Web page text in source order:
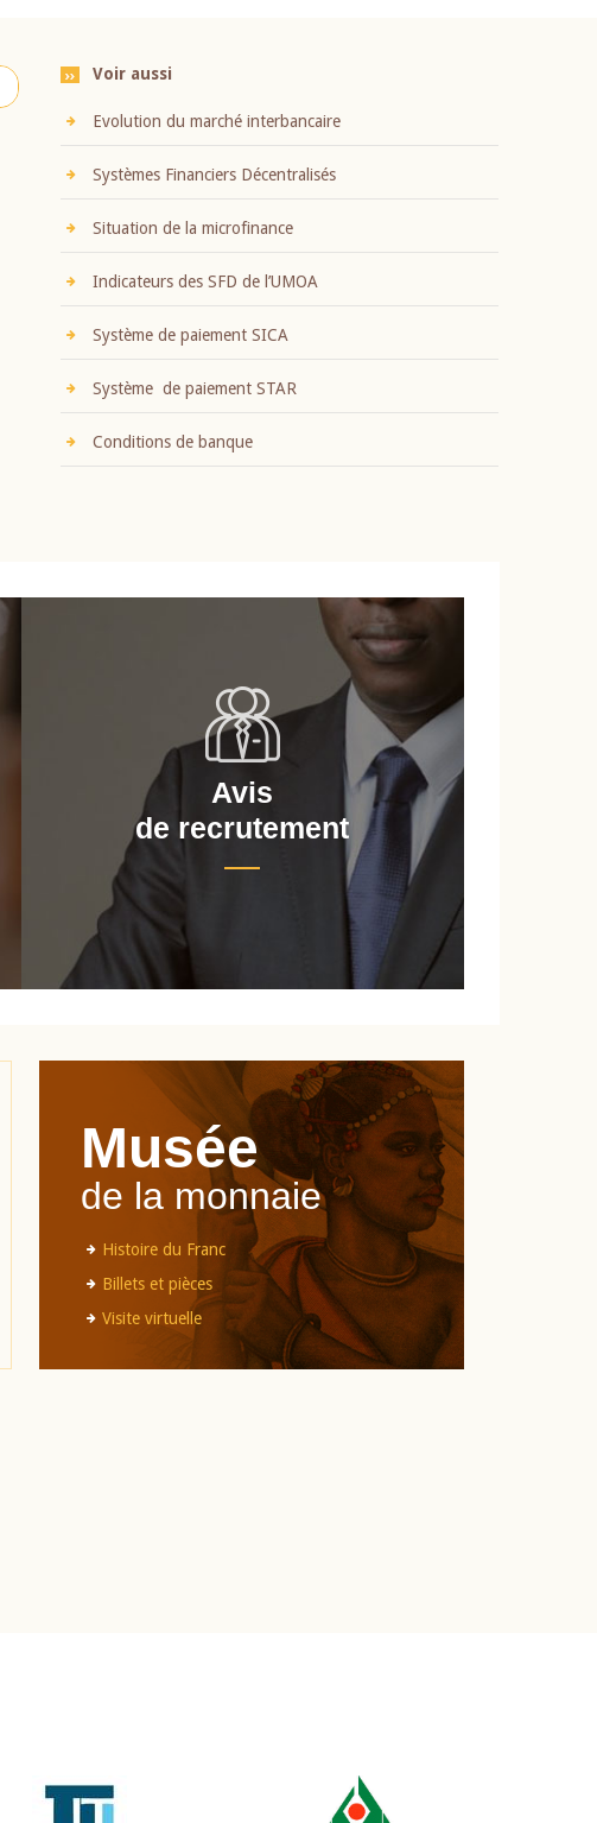
Voir aussi
Evolution du marché interbancaire
Systèmes Financiers Décentralisés
Situation de la microfinance
Indicateurs des SFD de l’UMOA
Système de paiement SICA
Système de paiement STAR
Conditions de banque
Avis
de recrutement
Musée
de la monnaie
Histoire du Franc
Billets et pièces
Visite virtuelle